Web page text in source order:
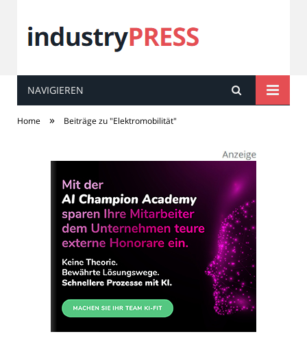
industryPRESS
NAVIGIEREN
Home » Beiträge zu "Elektromobilität"